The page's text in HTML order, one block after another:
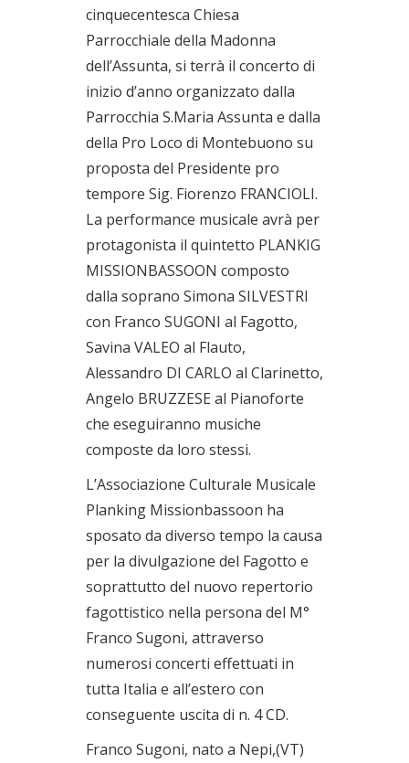
cinquecentesca Chiesa
Parrocchiale della Madonna
dell’Assunta, si terrà il concerto di
inizio d’anno organizzato dalla
Parrocchia S.Maria Assunta e dalla
della Pro Loco di Montebuono su
proposta del Presidente pro
tempore Sig. Fiorenzo FRANCIOLI.
La performance musicale avrà per
protagonista il quintetto PLANKIG
MISSIONBASSOON composto
dalla soprano Simona SILVESTRI
con Franco SUGONI al Fagotto,
Savina VALEO al Flauto,
Alessandro DI CARLO al Clarinetto,
Angelo BRUZZESE al Pianoforte
che eseguiranno musiche
composte da loro stessi.
L’Associazione Culturale Musicale
Planking Missionbassoon ha
sposato da diverso tempo la causa
per la divulgazione del Fagotto e
soprattutto del nuovo repertorio
fagottistico nella persona del M°
Franco Sugoni, attraverso
numerosi concerti effettuati in
tutta Italia e all’estero con
conseguente uscita di n. 4 CD.
Franco Sugoni, nato a Nepi,(VT)